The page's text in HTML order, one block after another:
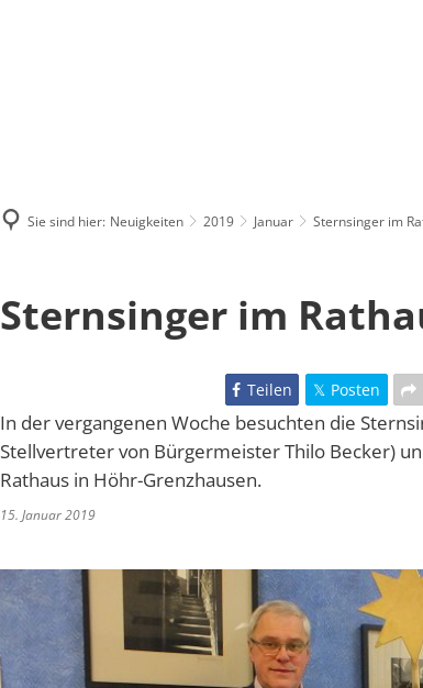
Sie sind hier: Neuigkeiten 2019 Januar Sternsinger im
Sternsinger im
Teilen Posten
In der vergangenen Woche besuchten die
Stellvertreter von Bürgermeister Thilo Becker)
Rathaus in Höhr-Grenzhausen.
15. Januar 2019